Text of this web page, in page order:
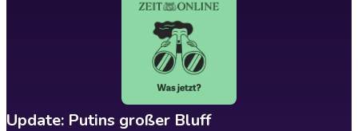
Update: Putins großer Bluff